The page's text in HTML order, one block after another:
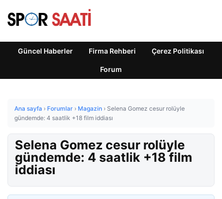
Güncel Haberler Firma Rehberi Çerez Politikası
Forum
Ana sayfa › Forumlar › Magazin › Selena Gomez cesur rolüyle
gündemde: 4 saatlik +18 film iddiası
Selena Gomez cesur rolüyle
gündemde: 4 saatlik +18 film
iddiası